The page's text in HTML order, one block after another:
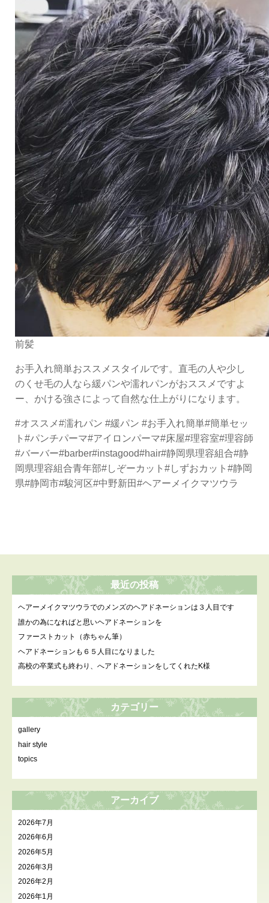
前髪
お手入れ簡単おススメスタイルです。直毛の人や少し
のくせ毛の人なら緩パンや濡れパンがおススメですよ
ー、かける強さによって自然な仕上がりになります。
#オススメ#濡れパン #緩パン #お手入れ簡単#簡単セッ
ト#パンチパーマ#アイロンパーマ#床屋#理容室#理容師
#バーバー#barber#instagood#hair#静岡県理容組合#静
岡県理容組合青年部#しぞーカット#しずおカット#静岡
県#静岡市#駿河区#中野新田#ヘアーメイクマツウラ
最近の投稿
ヘアーメイクマツウラでのメンズのヘアドネーションは３人目です
誰かの為になればと思いヘアドネーションを
ファーストカット（赤ちゃん筆）
ヘアドネーションも６５人目になりました
高校の卒業式も終わり、へアドネーションをしてくれたK様
カテゴリー
gallery
hair style
topics
アーカイブ
2026年7月
2026年6月
2026年5月
2026年3月
2026年2月
2026年1月